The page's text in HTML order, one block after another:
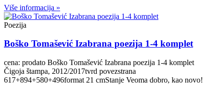
Više informacija »
Poezija
Boško Tomašević Izabrana poezija 1-4 komplet
cena: prodato Boško Tomašević Izabrana poezija 1-4 komplet
Čigoja štampa, 2012/2017tvrd povezstrana
617+894+580+496format 21 cmStanje Veoma dobro, kao novo!